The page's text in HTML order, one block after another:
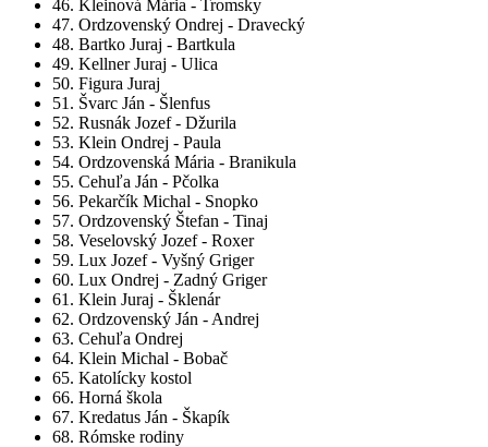
46. Kleinová Mária - Tromsky
47. Ordzovenský Ondrej - Dravecký
48. Bartko Juraj - Bartkula
49. Kellner Juraj - Ulica
50. Figura Juraj
51. Švarc Ján - Šlenfus
52. Rusnák Jozef - Džurila
53. Klein Ondrej - Paula
54. Ordzovenská Mária - Branikula
55. Cehuľa Ján - Pčolka
56. Pekarčík Michal - Snopko
57. Ordzovenský Štefan - Tinaj
58. Veselovský Jozef - Roxer
59. Lux Jozef - Vyšný Griger
60. Lux Ondrej - Zadný Griger
61. Klein Juraj - Šklenár
62. Ordzovenský Ján - Andrej
63. Cehuľa Ondrej
64. Klein Michal - Bobač
65. Katolícky kostol
66. Horná škola
67. Kredatus Ján - Škapík
68. Rómske rodiny